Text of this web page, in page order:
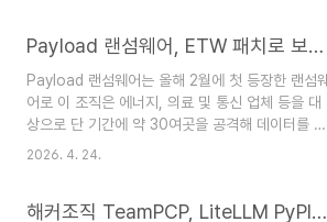
115.34.1, Firefox ESR 140.9.1, Thunderbird
149.0.2에서 메모리 안전성 버그가 수정됨CVE-
2026-5731 Firefox ESR 140.9.1,
Thunderbird ESR 140.9.1, Firefox 149.0.2 및
Thunderbird 149.0.2에..
Payload 랜섬웨어, ETW 패치로 보안 솔루션 탐지 우회
Payload 랜섬웨어는 올해 2월에 첫 등장한 랜섬웨
어로 이 조직은 에너지, 의료 및 통신 업체 등을 대
상으로 단 기간에 약 30여곳을 공격해 데이터를 탈
취했다고 주장하고 있다. 이 랜섬웨어는 스레드를
Tracing for Windows) 관련 함수의 주소 부분을
2026. 4. 24.
해커조직 TeamPCP, LiteLLM PyPI에 악성코드 삽입